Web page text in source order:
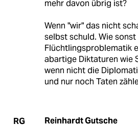
mehr davon übrig ist?
Wenn "wir" das nicht
selbst schuld. Wie
Flüchtlingsproblematik
abartige Diktaturen wie
wenn nicht die
und nur noch Taten
RG Reinhardt Gutsche